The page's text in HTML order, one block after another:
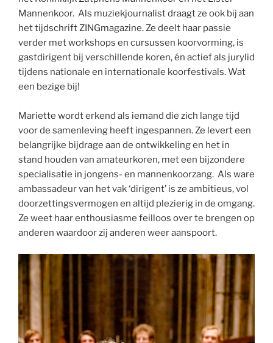
Mannenkoor. Als muziekjournalist draagt ze ook bij aan
het tijdschrift ZINGmagazine. Ze deelt haar passie
verder met workshops en cursussen koorvorming, is
gastdirigent bij verschillende koren, én actief als jurylid
tijdens nationale en internationale koorfestivals. Wat
een bezige bij!
Mariette wordt erkend als iemand die zich lange tijd
voor de samenleving heeft ingespannen. Ze levert een
belangrijke bijdrage aan de ontwikkeling en het in
stand houden van amateurkoren, met een bijzondere
specialisatie in jongens- en mannenkoorzang. Als ware
ambassadeur van het vak ‘dirigent’ is ze ambitieus, vol
doorzettingsvermogen en altijd plezierig in de omgang.
Ze weet haar enthousiasme feilloos over te brengen op
anderen waardoor zij anderen weer aanspoort.